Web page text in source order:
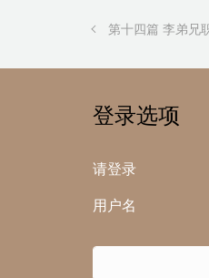
第十四篇 李弟兄
登录选项
请登录
用户名